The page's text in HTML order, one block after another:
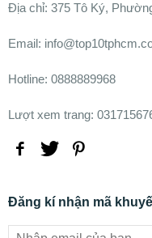
Ðịa chỉ: 375 Tô Ký,
Email:
Hotline: 0888889968
Lượt xem trang:
Đăng kí nhận mã